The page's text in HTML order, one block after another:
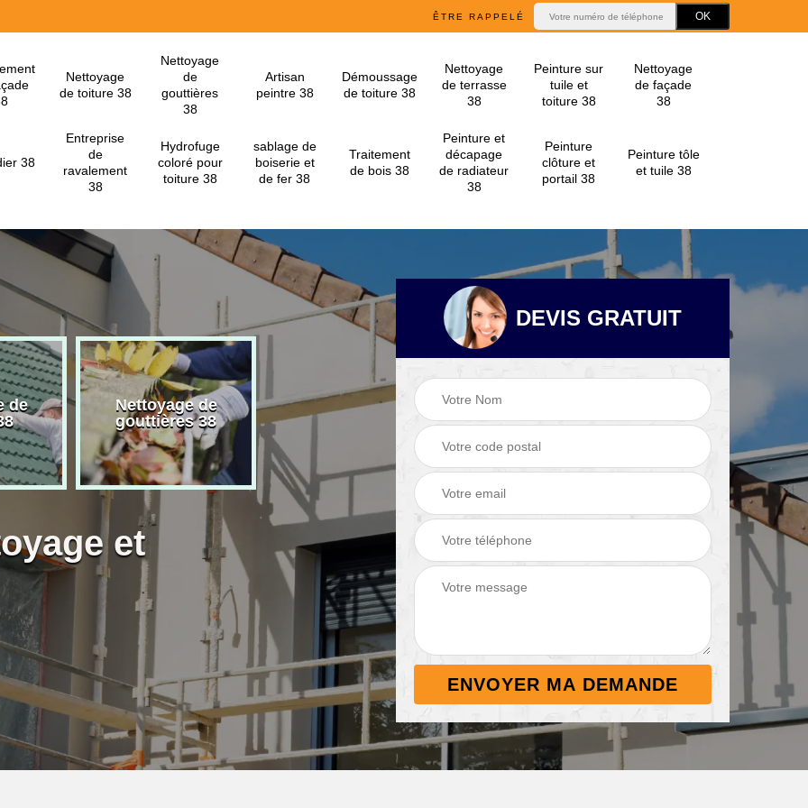
ÊTRE RAPPELÉ
Nettoyage
de toiture 38
Nettoyage
de
gouttières
38
Artisan
peintre 38
Démoussage
de toiture 38
Nettoyage
de terrasse
38
Peinture sur
tuile et
toiture 38
Nettoyage
de façade
38
38
Entreprise
de
ravalement
38
Hydrofuge
coloré pour
toiture 38
sablage de
boiserie et
de fer 38
Traitement
de bois 38
Peinture et
décapage
de radiateur
38
Peinture
clôture et
portail 38
Peinture tôle
et tuile 38
de
Nettoyage de
gouttières 38
Artisan peintre 38
Démoussage de
toiture 38
Nettoyage de
terrasse 38
et
DEVIS GRATUIT